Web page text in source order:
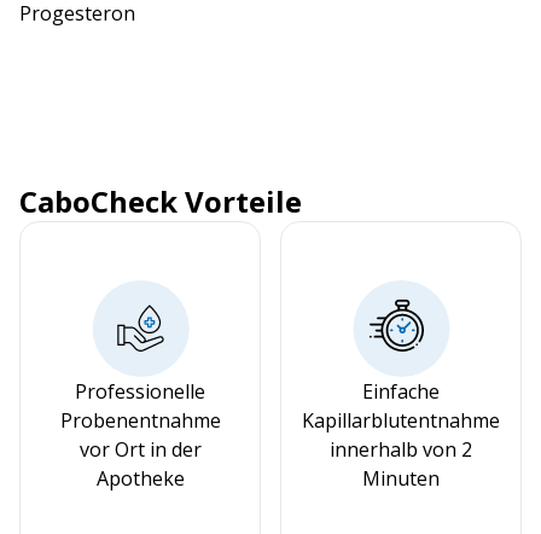
Progesteron
CaboCheck Vorteile
Professionelle
Probenentnahme
vor Ort in der
Apotheke
Einfache
Kapillarblutentnahme
innerhalb von 2
Minuten